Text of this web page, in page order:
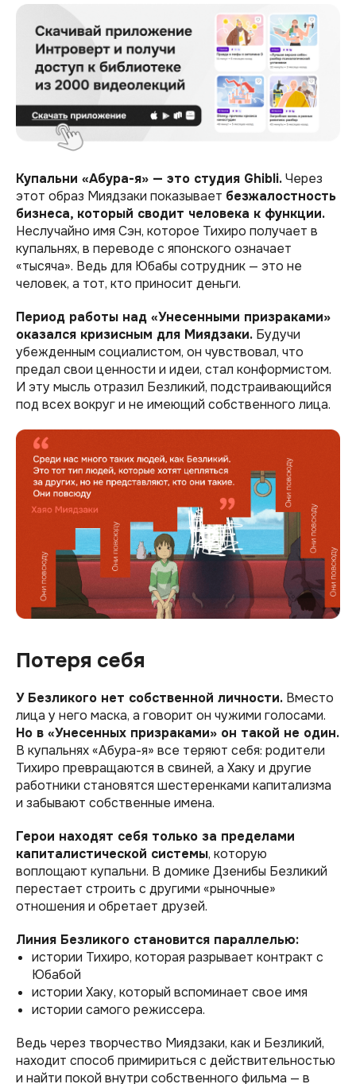
Купальни «Абура-я» — это студия Ghibli.Через
этот образ Миядзаки показывает безжалостность
бизнеса, который сводит человека к функции.
Неслучайно имя Сэн, которое Тихиро получает в
купальнях, в переводе с японского означает
«тысяча». Ведь для Юбабы сотрудник — это не
человек, а тот, кто приносит деньги.
Период работы над «Унесенными призраками»
оказался кризисным для Миядзаки. Будучи
убежденным социалистом, он чувствовал, что
предал свои ценности и идеи, стал конформистом.
И эту мысль отразил Безликий, подстраивающийся
под всех вокруг и не имеющий собственного лица.
Потеря себя
У Безликого нет собственной личности. Вместо
лица у него маска, а говорит он чужими голосами.
Но в «Унесенных призраками» он такой не один.
В купальнях «Абура-я» все теряют себя: родители
Тихиро превращаются в свиней, а Хаку и другие
работники становятся шестеренками капитализма
и забывают собственные имена.
Герои находят себя только за пределами
капиталистической системы, которую
воплощают купальни. В домике Дзенибы Безликий
перестает строить с другими «рыночные»
отношения и обретает друзей.
Линия Безликого становится параллелью:
истории Тихиро, которая разрывает контракт с
Юбабой
истории Хаку, который вспоминает свое имя
истории самого режиссера.
Ведь через творчество Миядзаки, как и Безликий,
находит способ примириться с действительностью
и найти покой внутри собственного фильма — в